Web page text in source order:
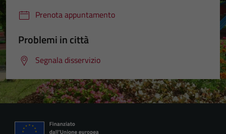
Prenota appuntamento
Problemi in città
Segnala disservizio